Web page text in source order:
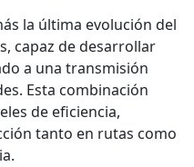
la última evolución del
capaz de desarrollar
a una transmisión
Esta combinación
de eficiencia,
tanto en rutas como